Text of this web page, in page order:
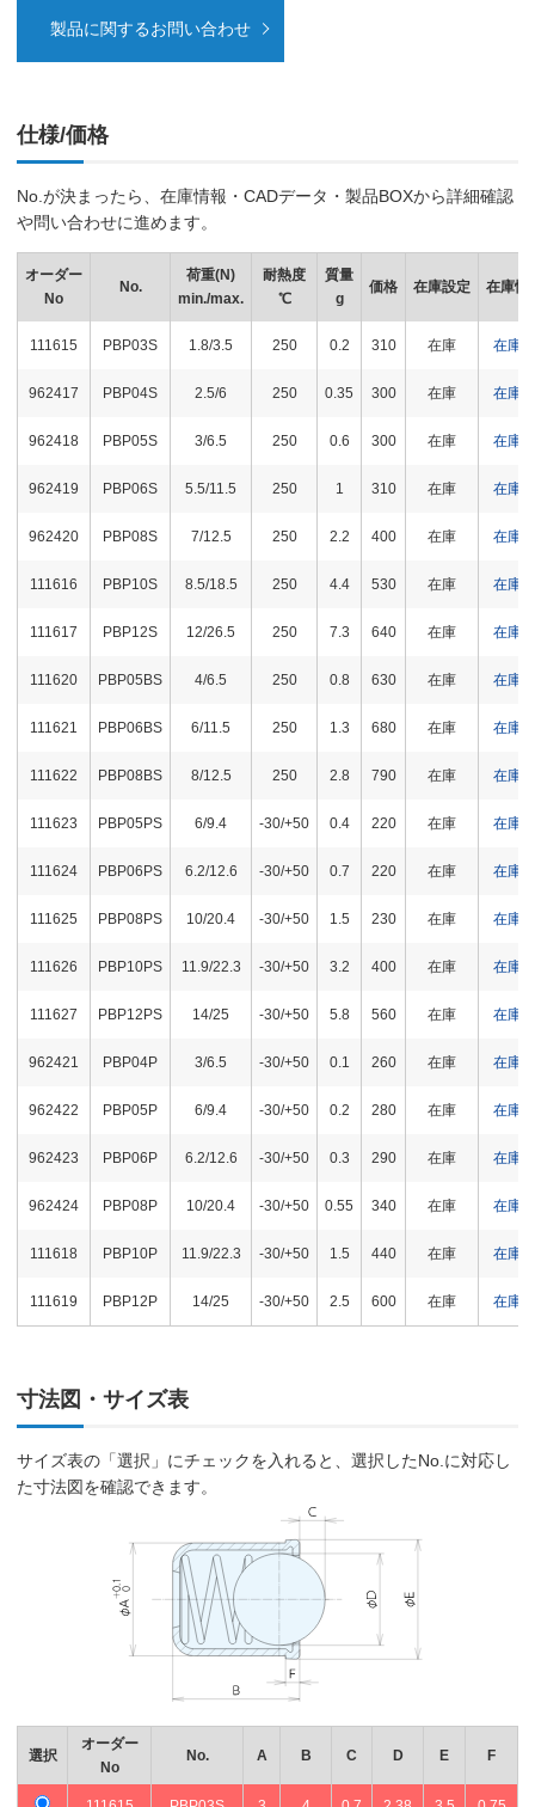
製品に関するお問い合わせ
仕様/価格
No.が決まったら、在庫情報・CADデータ・製品BOXから詳細確認
や問い合わせに進めます。
オーダー
No
No.
荷重(N)
min./max.
耐熱度
℃
質量
g
価格 在庫設定 在庫情
111615 PBP03S 1.8/3.5 250 0.2 310 在庫 在庫〇
962417 PBP04S 2.5/6 250 0.35 300 在庫 在庫〇
962418 PBP05S 3/6.5 250 0.6 300 在庫 在庫〇
962419 PBP06S 5.5/11.5 250 1 310 在庫 在庫〇
962420 PBP08S 7/12.5 250 2.2 400 在庫 在庫〇
111616 PBP10S 8.5/18.5 250 4.4 530 在庫 在庫〇
111617 PBP12S 12/26.5 250 7.3 640 在庫 在庫〇
111620 PBP05BS 4/6.5 250 0.8 630 在庫 在庫△
111621 PBP06BS 6/11.5 250 1.3 680 在庫 在庫〇
111622 PBP08BS 8/12.5 250 2.8 790 在庫 在庫△
111623 PBP05PS 6/9.4 -30/+50 0.4 220 在庫 在庫〇
111624 PBP06PS 6.2/12.6 -30/+50 0.7 220 在庫 在庫△
111625 PBP08PS 10/20.4 -30/+50 1.5 230 在庫 在庫〇
111626 PBP10PS 11.9/22.3 -30/+50 3.2 400 在庫 在庫〇
111627 PBP12PS 14/25 -30/+50 5.8 560 在庫 在庫〇
962421 PBP04P 3/6.5 -30/+50 0.1 260 在庫 在庫〇
962422 PBP05P 6/9.4 -30/+50 0.2 280 在庫 在庫〇
962423 PBP06P 6.2/12.6 -30/+50 0.3 290 在庫 在庫〇
962424 PBP08P 10/20.4 -30/+50 0.55 340 在庫 在庫〇
111618 PBP10P 11.9/22.3 -30/+50 1.5 440 在庫 在庫△
111619 PBP12P 14/25 -30/+50 2.5 600 在庫 在庫△
寸法図・サイズ表
サイズ表の「選択」にチェックを入れると、選択したNo.に対応し
た寸法図を確認できます。
選択
オーダー
No
No. A B C D E F